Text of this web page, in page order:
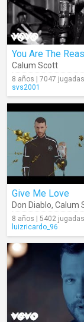
Calum Scott
8 años | 7047 jugadas
svs2001
Give Me Love
Don Diablo, Calum
8 años | 5402 jugadas
luizricardo_96